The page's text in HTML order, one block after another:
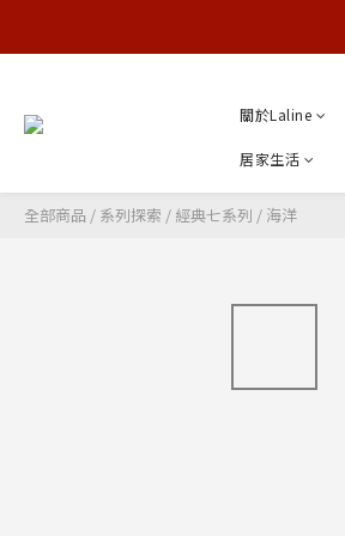
關於Laline
居家生活
全部商品 / 系列探索 / 經典七系列 / 海洋